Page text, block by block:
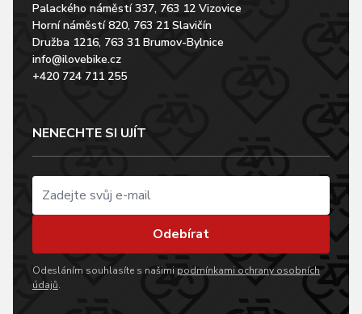
Palackého náměstí 337, 763 12 Vizovice
Horní náměstí 820, 763 21 Slavičín
Družba 1216, 763 31 Brumov-Bylnice
info@ilovebike.cz
+420 724 711 255
NENECHTE SI UJÍT
Odebírat
Odesláním souhlasíte s našimi podmínkami ochrany osobních
údajů.